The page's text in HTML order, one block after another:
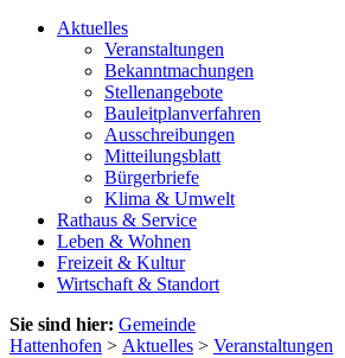
Aktuelles
Veranstaltungen
Bekanntmachungen
Stellenangebote
Bauleitplanverfahren
Ausschreibungen
Mitteilungsblatt
Bürgerbriefe
Klima & Umwelt
Rathaus & Service
Leben & Wohnen
Freizeit & Kultur
Wirtschaft & Standort
Sie sind hier: Gemeinde
Hattenhofen > Aktuelles > Veranstaltungen